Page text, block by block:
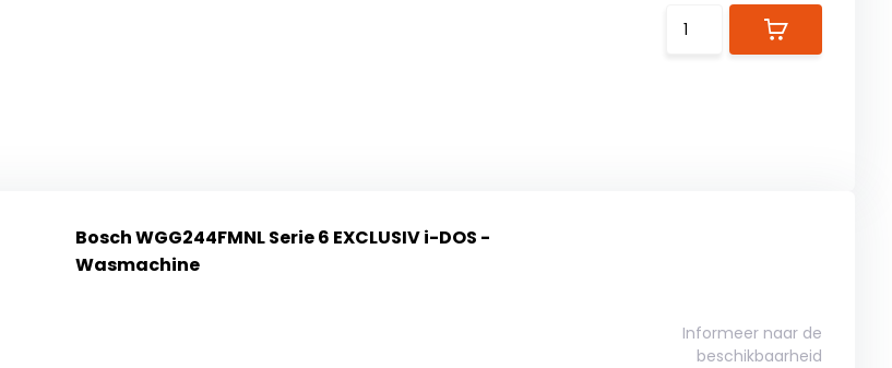
Bosch WGG244FMNL Serie 6 EXCLUSIV i-DOS -
Wasmachine
Informeer naar de
beschikbaarheid